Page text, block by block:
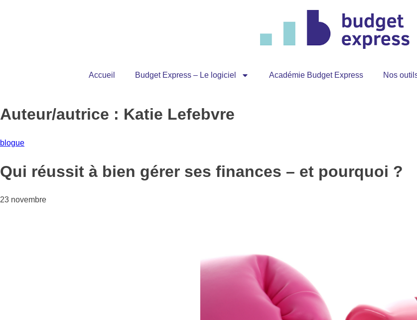
Accueil Budget Express – Le logiciel Académie Budget Express Nos
Auteur/autrice : Katie Lefebvre
blogue
Qui réussit à bien gérer ses finances – et pourquoi ?
23 novembre